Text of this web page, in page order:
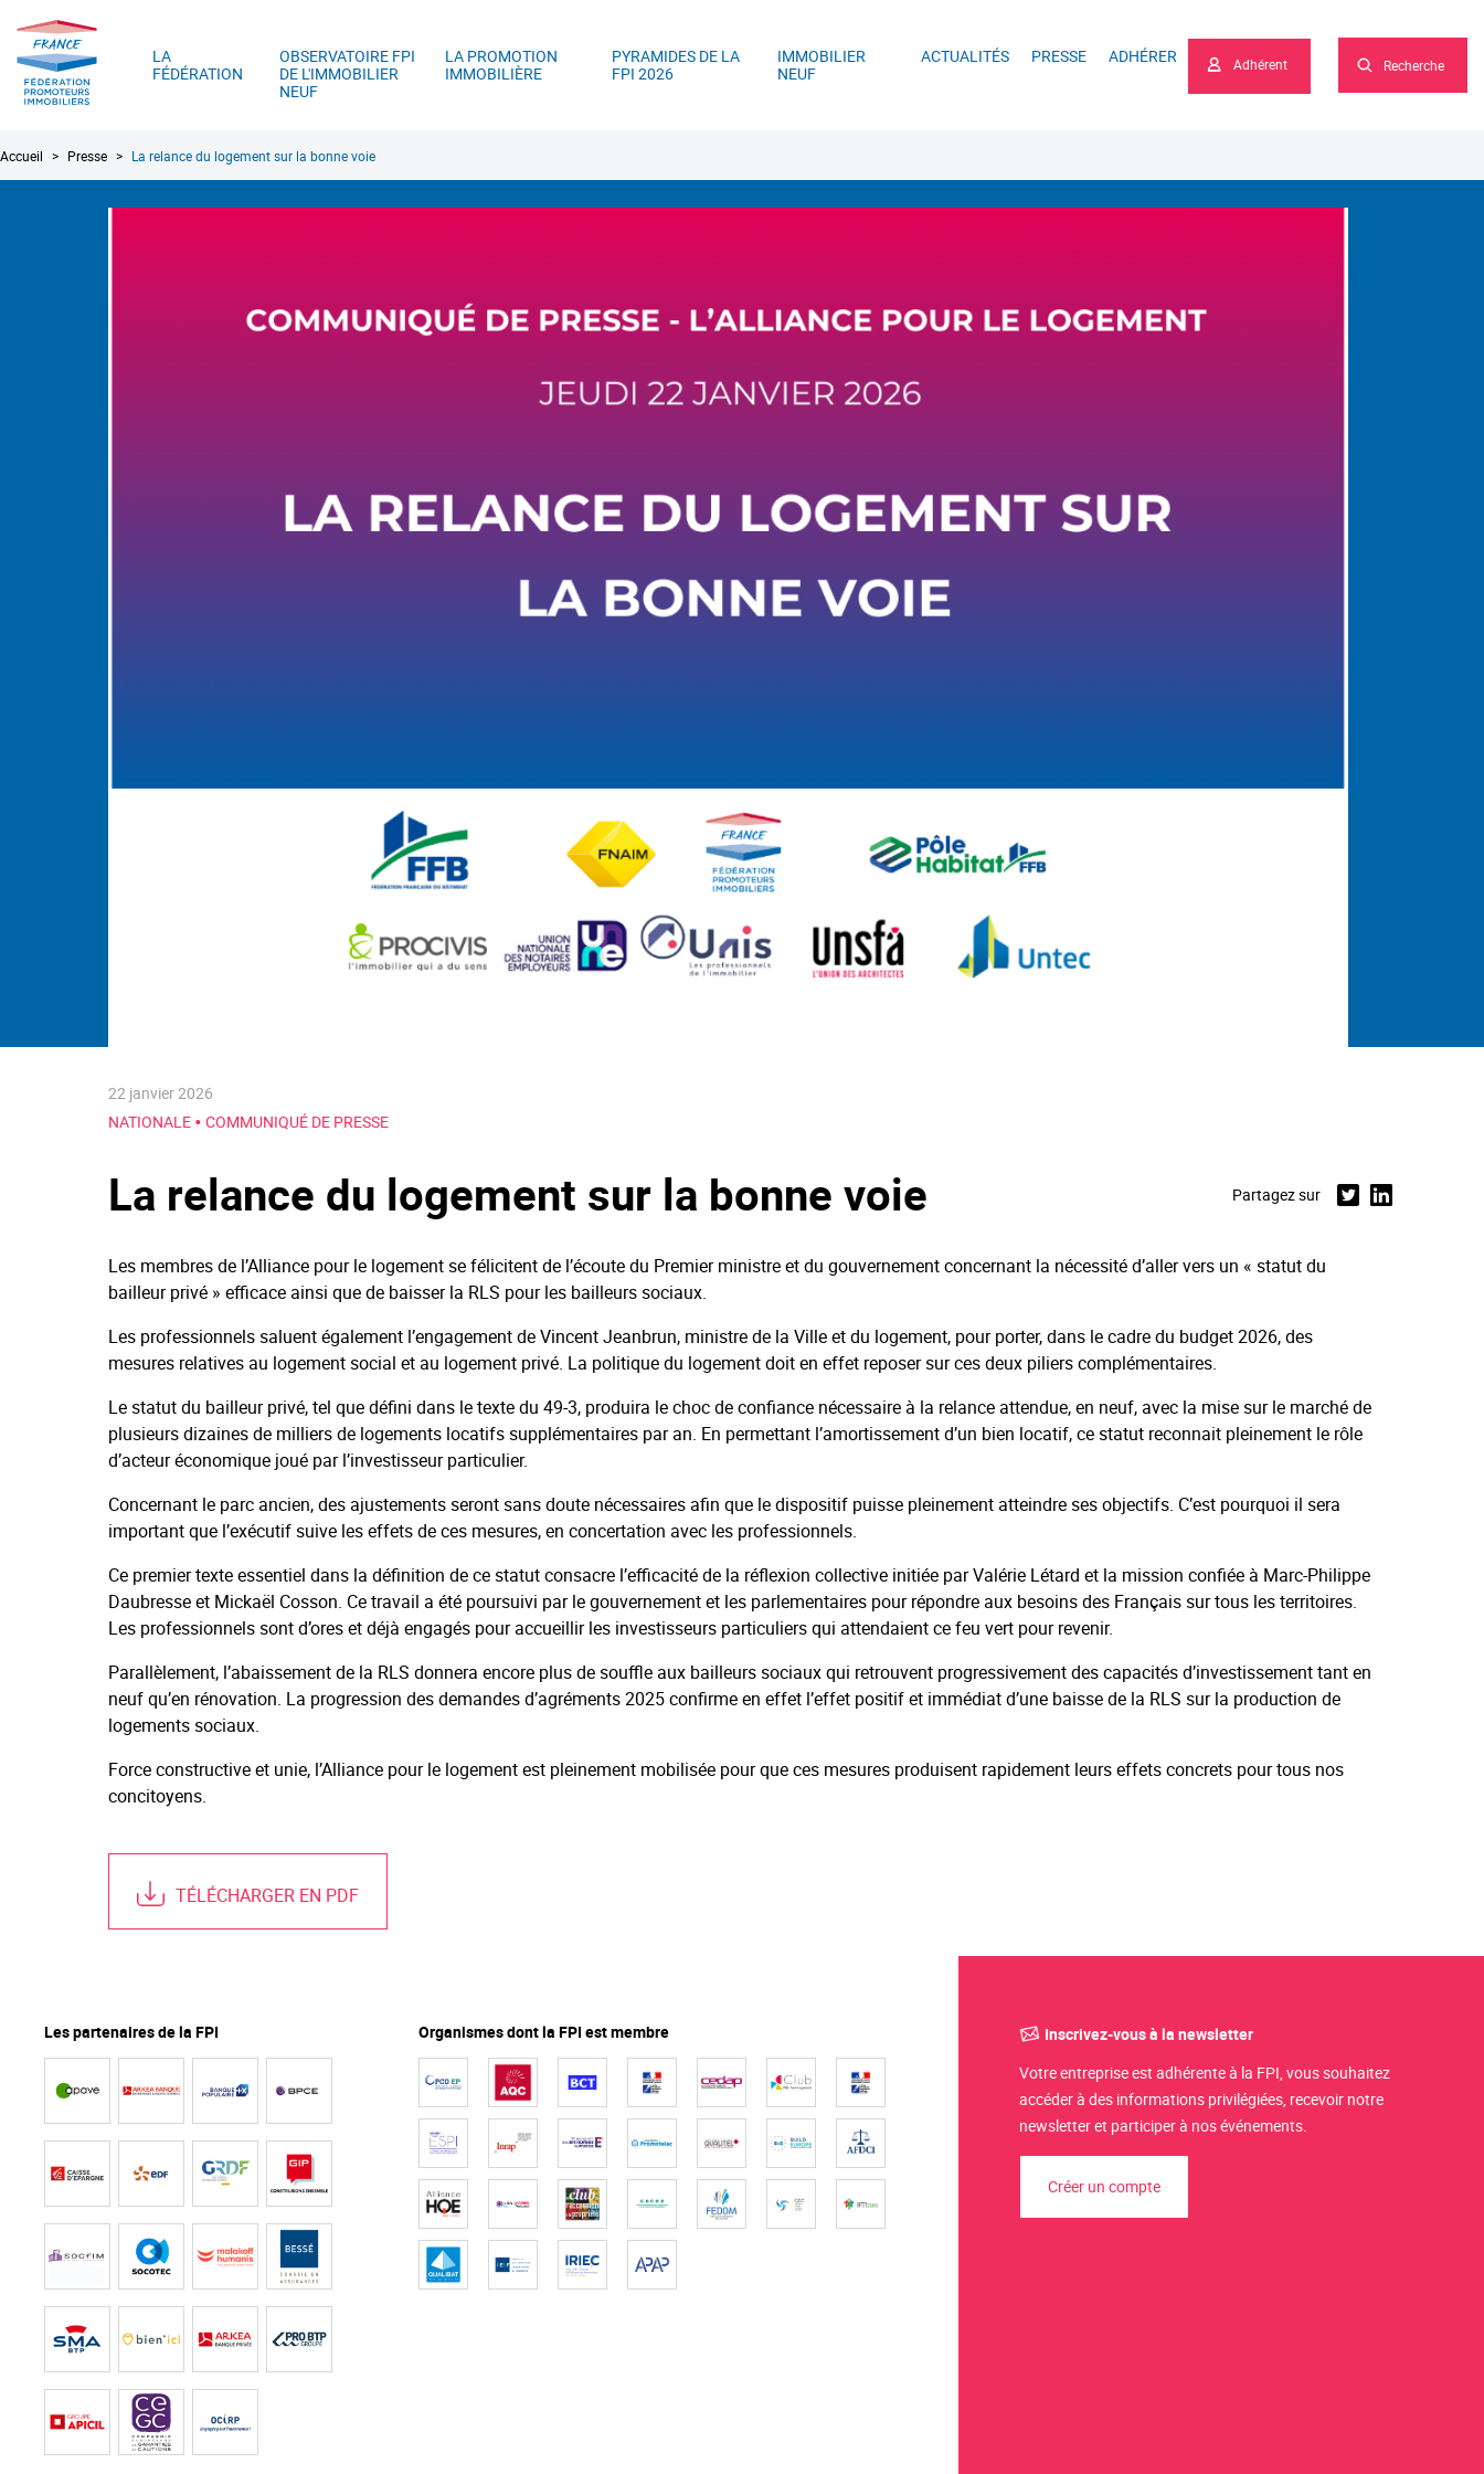
France
LA
FÉDÉRATION
OBSERVATOIRE FPI
DE L'IMMOBILIER
NEUF
LA PROMOTION
IMMOBILIÈRE
PYRAMIDES DE LA
FPI 2026
IMMOBILIER
NEUF
ACTUALITÉS PRESSE ADHÉRER Adhérent Recherche
Accueil Presse La relance du logement sur la bonne voie
22 janvier 2026
NATIONALE • COMMUNIQUÉ DE PRESSE
La relance du logement sur la bonne voie Partagez sur TwitterLinkedin
Les membres de l’Alliance pour le logement se félicitent de l’écoute du Premier ministre et du gouvernement concernant la nécessité d’aller vers un « statut du
bailleur privé » efficace ainsi que de baisser la RLS pour les bailleurs sociaux.
Les professionnels saluent également l’engagement de Vincent Jeanbrun, ministre de la Ville et du logement, pour porter, dans le cadre du budget 2026, des
mesures relatives au logement social et au logement privé. La politique du logement doit en effet reposer sur ces deux piliers complémentaires.
Le statut du bailleur privé, tel que défini dans le texte du 49-3, produira le choc de confiance nécessaire à la relance attendue, en neuf, avec la mise sur le marché de
plusieurs dizaines de milliers de logements locatifs supplémentaires par an. En permettant l’amortissement d’un bien locatif, ce statut reconnait pleinement le rôle
d’acteur économique joué par l’investisseur particulier.
Concernant le parc ancien, des ajustements seront sans doute nécessaires afin que le dispositif puisse pleinement atteindre ses objectifs. C’est pourquoi il sera
important que l’exécutif suive les effets de ces mesures, en concertation avec les professionnels.
Ce premier texte essentiel dans la définition de ce statut consacre l’efficacité de la réflexion collective initiée par Valérie Létard et la mission confiée à Marc-Philippe
Daubresse et Mickaël Cosson. Ce travail a été poursuivi par le gouvernement et les parlementaires pour répondre aux besoins des Français sur tous les territoires.
Les professionnels sont d’ores et déjà engagés pour accueillir les investisseurs particuliers qui attendaient ce feu vert pour revenir.
Parallèlement, l’abaissement de la RLS donnera encore plus de souffle aux bailleurs sociaux qui retrouvent progressivement des capacités d’investissement tant en
neuf qu’en rénovation. La progression des demandes d’agréments 2025 confirme en effet l’effet positif et immédiat d’une baisse de la RLS sur la production de
logements sociaux.
Force constructive et unie, l’Alliance pour le logement est pleinement mobilisée pour que ces mesures produisent rapidement leurs effets concrets pour tous nos
concitoyens.
TÉLÉCHARGER EN PDF
Les partenaires de la FPI Organismes dont la FPI est membre
Inscrivez-vous à la newsletter
Votre entreprise est adhérente à la FPI, vous souhaitez
accéder à des informations privilégiées, recevoir notre
newsletter et participer à nos événements.
Créer un compte